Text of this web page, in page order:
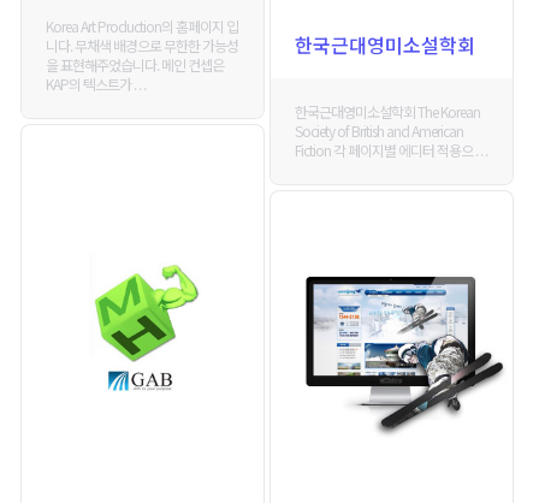
한국근대영미소설학회
한국근대영미소설학회 The Korean
Society of British and American
Fiction 각 페이지별 에디터 적용으 . . .
Korea Art Production의 홈페이지 입
니다. 무채색 배경으로 무한한 가능성
을 표현해주었습니다. 메인 컨셉은
KAP의 텍스트가 . . .